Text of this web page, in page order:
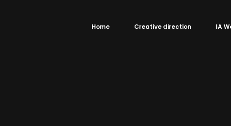
Home Creative direction IA